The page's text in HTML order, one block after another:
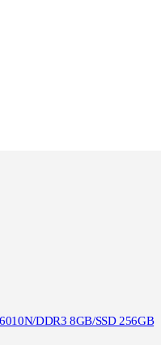
DDR3 8GB/SSD 256GB